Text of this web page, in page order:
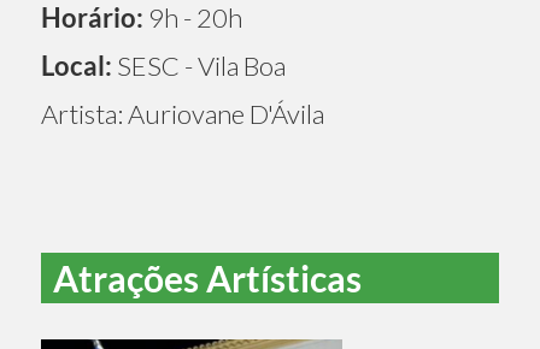
Horário: 9h - 20h
Local: SESC - Vila Boa
Artista: Auriovane D'Ávila
Atrações Artísticas